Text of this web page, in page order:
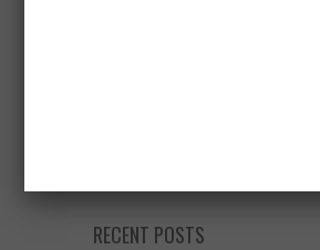
RECENT POSTS